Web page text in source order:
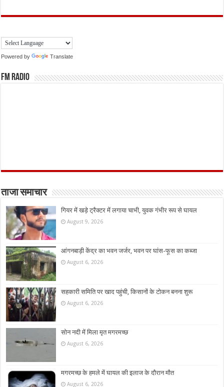
Powered by Translate
FM Radio
ताजा समाचार
गियर में खड़े ट्रैक्टर में लगाया चाभी, युवक गंभीर रूप से घायल
August 9, 2026
आंगनबाड़ी केंद्र का भवन जर्जर, भवन पर घांस-फूस का कब्जा
August 6, 2026
सहकारी समिति पर खाद पहुंची, किसानों के टोकन बनना शुरू
August 6, 2026
सोन नदी में मिला मृत मगरमच्छ
August 6, 2026
मगरमच्छ के हमले में घायल की इलाज के दौरान मौत
August 6, 2026